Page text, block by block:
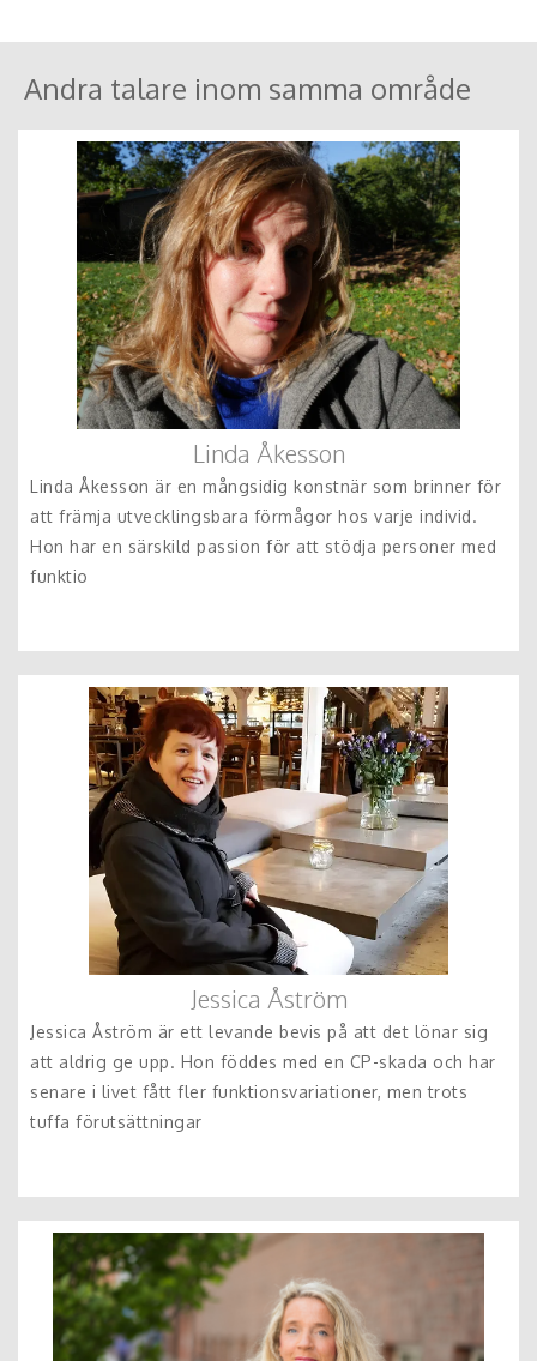
Andra talare inom samma område
Linda Åkesson
Linda Åkesson är en mångsidig konstnär som brinner för
att främja utvecklingsbara förmågor hos varje individ.
Hon har en särskild passion för att stödja personer med
funktio
Jessica Åström
Jessica Åström är ett levande bevis på att det lönar sig
att aldrig ge upp. Hon föddes med en CP-skada och har
senare i livet fått fler funktionsvariationer, men trots
tuffa förutsättningar